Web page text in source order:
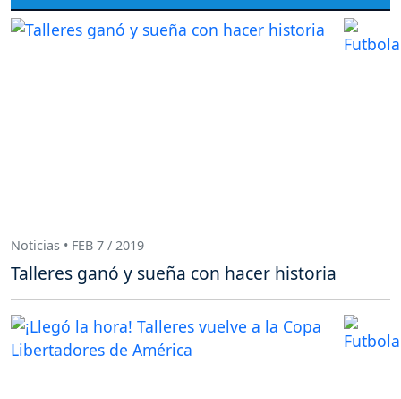
Noticias • FEB 7 / 2019
Talleres ganó y sueña con hacer historia